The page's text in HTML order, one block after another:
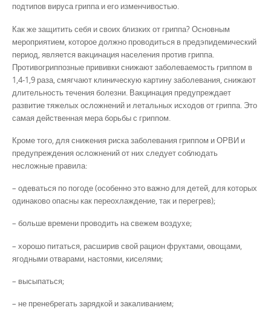
подтипов вируса гриппа и его изменчивостью.
Как же защитить себя и своих близких от гриппа? Основным
мероприятием, которое должно проводиться в предэпидемический
период, является вакцинация населения против гриппа.
Противогриппозные прививки снижают заболеваемость гриппом в
1,4-1,9 раза, смягчают клиническую картину заболевания, снижают
длительность течения болезни. Вакцинация предупреждает
развитие тяжелых осложнений и летальных исходов от гриппа. Это
самая действенная мера борьбы с гриппом.
Кроме того, для снижения риска заболевания гриппом и ОРВИ и
предупреждения осложнений от них следует соблюдать
несложные правила:
– одеваться по погоде (особенно это важно для детей, для которых
одинаково опасны как переохлаждение, так и перегрев);
– больше времени проводить на свежем воздухе;
– хорошо питаться, расширив свой рацион фруктами, овощами,
ягодными отварами, настоями, киселями;
– высыпаться;
– не пренебрегать зарядкой и закаливанием;